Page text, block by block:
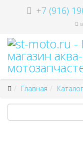
+7 (916)
Главная Каталог